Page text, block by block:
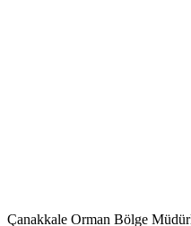
Çanakkale Orman Bölge